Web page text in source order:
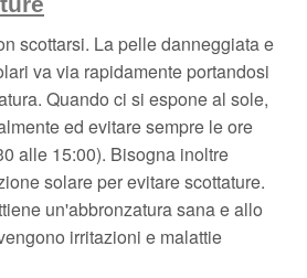
scottarsi. La pelle danneggiata e
va via rapidamente portandosi
Quando ci si espone al sole,
ed evitare sempre le ore
alle 15:00). Bisogna inoltre
solare per evitare scottature.
un'abbronzatura sana e allo
irritazioni e malattie